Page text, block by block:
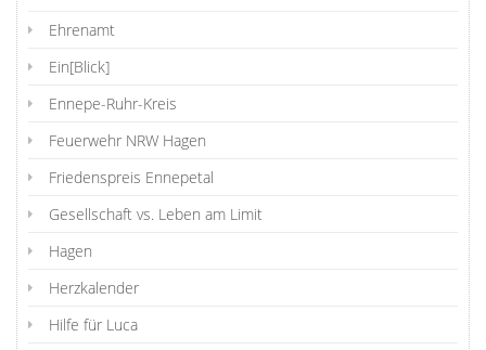
Ehrenamt
Ein[Blick]
Ennepe-Ruhr-Kreis
Feuerwehr NRW Hagen
Friedenspreis Ennepetal
Gesellschaft vs. Leben am Limit
Hagen
Herzkalender
Hilfe für Luca